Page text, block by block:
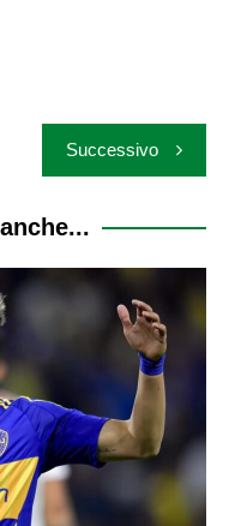
Successivo